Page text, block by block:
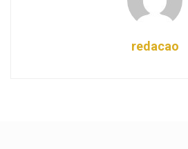
redacao